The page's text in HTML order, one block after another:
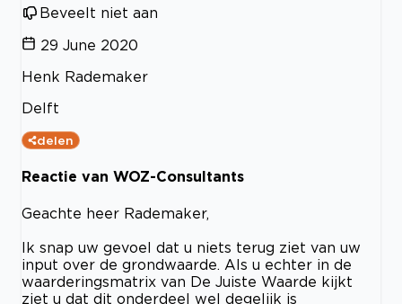
Beveelt niet aan
29 June 2020
Henk Rademaker
Delft
delen
Reactie van WOZ-Consultants
Geachte heer Rademaker,
Ik snap uw gevoel dat u niets terug ziet van uw
input over de grondwaarde. Als u echter in de
waarderingsmatrix van De Juiste Waarde kijkt
ziet u dat dit onderdeel wel degelijk is